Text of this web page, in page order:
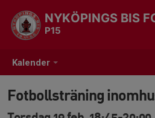
Kalender
NYKÖPINGS BIS
P15
Fotbollsträning